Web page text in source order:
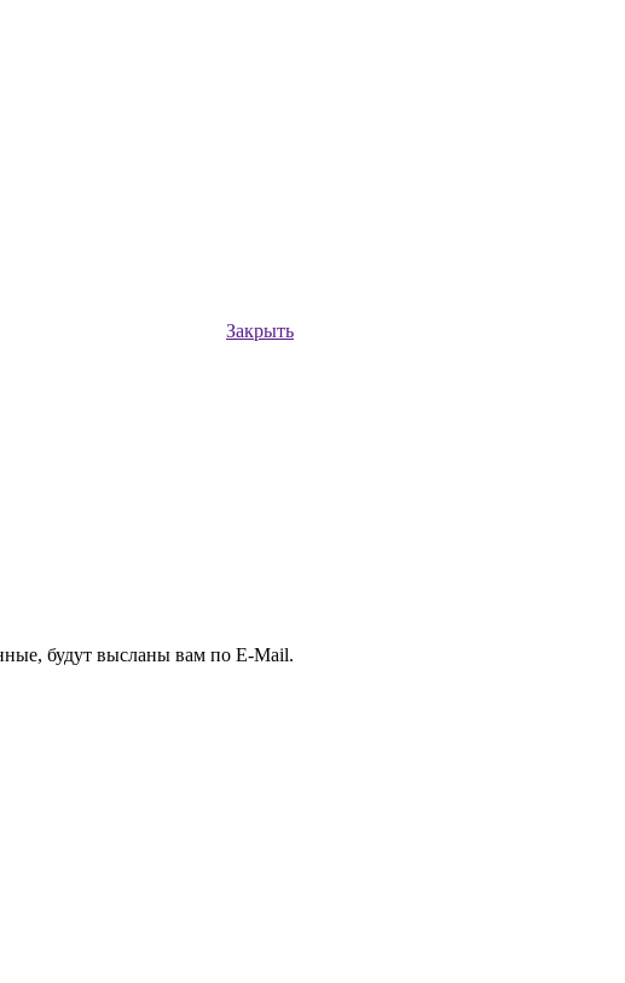
Закрыть
будут высланы вам по E-Mail.